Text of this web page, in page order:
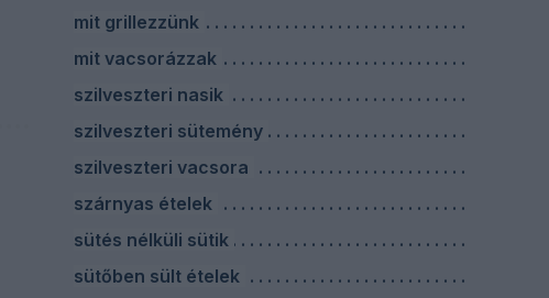
mit grillezzünk
mit vacsorázzak
szilveszteri nasik
szilveszteri sütemény
szilveszteri vacsora
szárnyas ételek
sütés nélküli sütik
sütőben sült ételek